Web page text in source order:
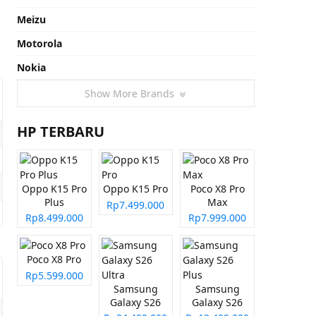
Meizu
Motorola
Nokia
Show More Brands
HP TERBARU
Oppo K15 Pro
Plus
Rp8.499.000
Oppo K15 Pro
Rp7.499.000
Poco X8 Pro
Max
Rp7.999.000
Poco X8 Pro
Rp5.599.000
Samsung
Galaxy S26
Samsung
Galaxy S26